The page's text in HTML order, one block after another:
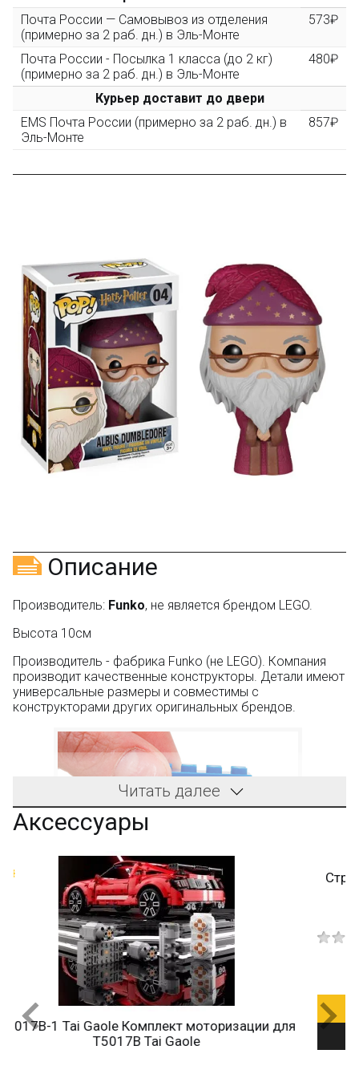
повторные заказы - 10%
Скидка за обзор
(фото сборки) до 10%
Пришлите фото поэтапной сборки купленного
конструктора и получите дополнительную скидку
10% при покупке следующего набора (не дороже 10
Оставьте отзыв (не менее 50 символов) о товаре на
нашем сайте и получите купон на скидку 50₽ за
текстовый отзыв или 100₽ за отзыв с фото.
Скидка за отзыв
на Яндекс.Маркете 150₽
Оставьте отзыв (не менее 50 символов) о товаре
через системуЯндекс.Маркет
с обязательным
указанием номера и даты заказа в нашем магазине
и получите купон на скидку 150₽
...уже сейчас
Подробные условия всех акций и бонусов...
Почта России — Самовывоз из отделения
(примерно за 2 раб. дн.) в Эль-Монте
573₽
Почта России - Посылка 1 класса (до 2 кг)
(примерно за 2 раб. дн.) в Эль-Монте
480₽
Курьер доставит до двери
EMS Почта России (примерно за 2 раб. дн.) в
Эль-Монте
857₽
Описание
Производитель: Funko, не является брендом LEGO.
Высота 10см
Производитель - фабрика Funko (не LEGO). Компания
производит качественные конструкторы. Детали имеют
универсальные размеры и совместимы с
конструкторами других оригинальных брендов.
Читать далее
Аксессуары
Строительная пластина City Т-образная развязка
Арт.: 8813-T-
ДОБАВИТЬ В КОРЗИНУ
Добавить в закладки